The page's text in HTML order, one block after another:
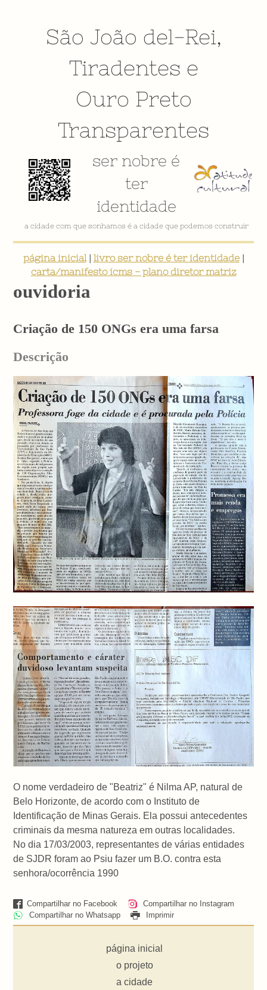
São João del-Rei,
Tiradentes e
Ouro Preto
Transparentes
ser nobre é
ter
identidade
a cidade com que sonhamos é a cidade que podemos construir
página inicial| livro ser nobre é ter identidade|
carta/manifesto icms - plano diretor matriz
ouvidoria
Criação de 150 ONGs era uma farsa
Descrição
O nome verdadeiro de "Beatriz" é Nilma AP, natural de
Belo Horizonte, de acordo com o Instituto de
Identificação de Minas Gerais. Ela possui antecedentes
criminais da mesma natureza em outras localidades.
No dia 17/03/2003, representantes de várias entidades
de SJDR foram ao Psiu fazer um B.O. contra esta
senhora/ocorrência 1990
Compartilhar no Facebook
Compartilhar no Instagram
Compartilhar no Whatsapp
Imprimir
página inicial
o projeto
a cidade